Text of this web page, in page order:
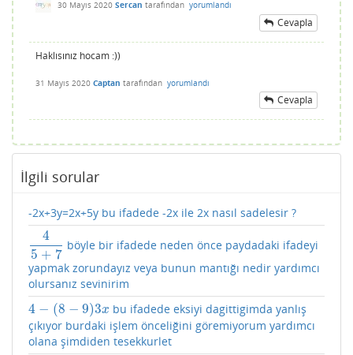
30 Mayıs 2020 Sercan tarafından yorumlandı
Cevapla
Haklısınız hocam :))
31 Mayıs 2020 Captan tarafından yorumlandı
Cevapla
İlgili sorular
-2x+3y=2x+5y bu ifadede -2x ile 2x nasıl sadelesir ?
4
5 + 7
45+7
böyle bir ifadede neden önce paydadaki ifadeyi
yapmak zorundayız veya bunun mantığı nedir yardımcı
olursanız sevinirim
4 − (8 − 9)3x
4−(8 −9) 3x
bu ifadede eksiyi dagittigimda yanlış
çıkıyor burdaki işlem önceliğini göremiyorum yardımcı
olana şimdiden tesekkurlet